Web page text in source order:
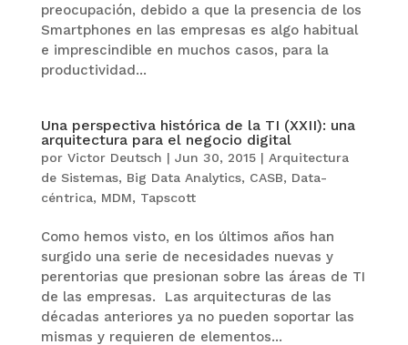
preocupación, debido a que la presencia de los
Smartphones en las empresas es algo habitual
e imprescindible en muchos casos, para la
productividad...
Una perspectiva histórica de la TI (XXII): una
arquitectura para el negocio digital
por Victor Deutsch | Jun 30, 2015| Arquitectura
de Sistemas, Big Data Analytics, CASB, Data-
céntrica, MDM, Tapscott
Como hemos visto, en los últimos años han
surgido una serie de necesidades nuevas y
perentorias que presionan sobre las áreas de TI
de las empresas. Las arquitecturas de las
décadas anteriores ya no pueden soportar las
mismas y requieren de elementos...